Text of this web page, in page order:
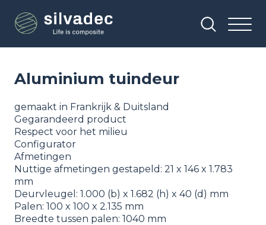
naar
Aluminium tuindeur
gemaakt in Frankrijk & Duitsland
Gegarandeerd product
Respect voor het milieu
Configurator
Afmetingen
Nuttige afmetingen gestapeld: 21 x 146 x 1.783
mm
Deurvleugel: 1.000 (b) x 1.682 (h) x 40 (d) mm
Palen: 100 x 100 x 2.135 mm
Breedte tussen palen: 1040 mm